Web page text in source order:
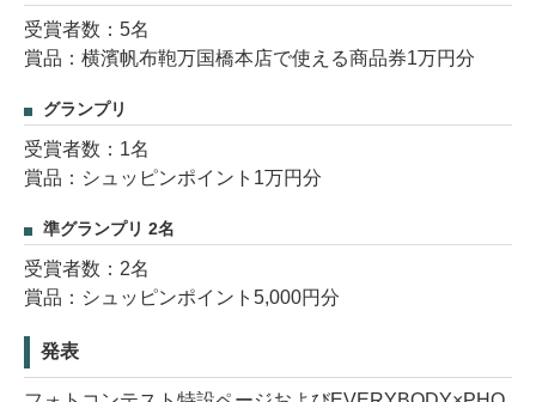
受賞者数：5名
賞品：横濱帆布鞄万国橋本店で使える商品券1万円分
グランプリ
受賞者数：1名
賞品：シュッピンポイント1万円分
準グランプリ 2名
受賞者数：2名
賞品：シュッピンポイント5,000円分
発表